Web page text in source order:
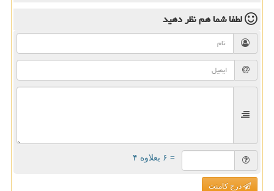
لطفا شما همنظر دهید
= ۶ بعلاوه ۴
درج کامنت